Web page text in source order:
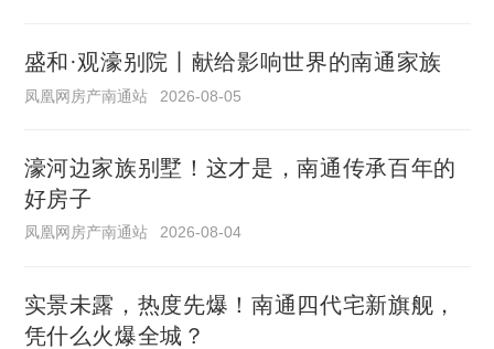
盛和·观濠别院丨献给影响世界的南通家族
凤凰网房产南通站 2026-08-05
濠河边家族别墅！这才是，南通传承百年的
好房子
凤凰网房产南通站 2026-08-04
实景未露，热度先爆！南通四代宅新旗舰，
凭什么火爆全城？